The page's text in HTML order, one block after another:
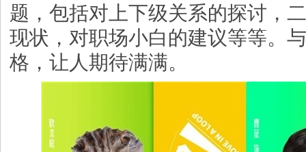
题，包括对上下级关系的探讨，
现状，对职场小白的建议等等。
格，让人期待满满。